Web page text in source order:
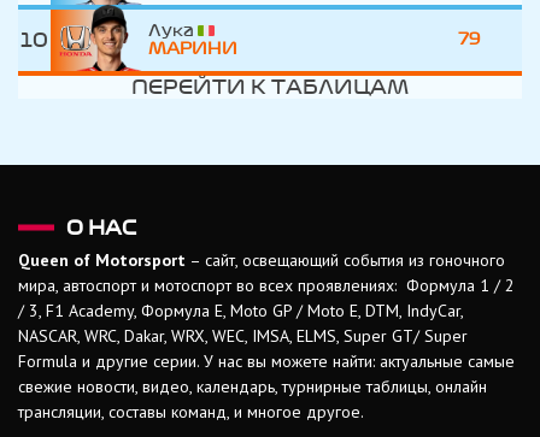
10
Лука
МАРИНИ
79
ПЕРЕЙТИ К ТАБЛИЦАМ
О НАС
Queen of Motorsport – сайт, освещающий события из гоночного
мира, автоспорт и мотоспорт во всех проявлениях: Формула 1 / 2
/ 3, F1 Academy, Формула Е, Moto GP / Moto E, DTM, IndyCar,
NASCAR, WRC, Dakar, WRX, WEC, IMSA, ELMS, Super GT/ Super
Formula и другие серии. У нас вы можете найти: актуальные самые
свежие новости, видео, календарь, турнирные таблицы, онлайн
трансляции, составы команд, и многое другое.